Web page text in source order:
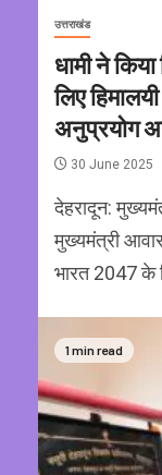
उत्तराखंड
धामी ने
लिए
अनुप्रयोग
30 June 2025
देहरादून:
मुख्यमंत्री
भारत 2047 के
1 min read